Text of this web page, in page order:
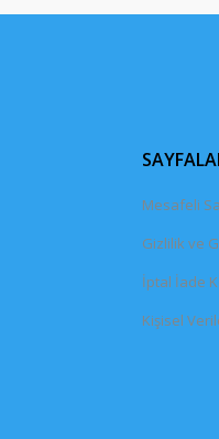
Mesafeli
Gizlilik ve
İptal İade
Kişisel